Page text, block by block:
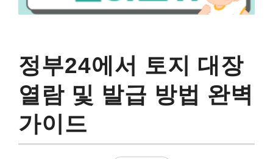
정부24에서 토지 대장
열람 및 발급 방법 완벽
가이드